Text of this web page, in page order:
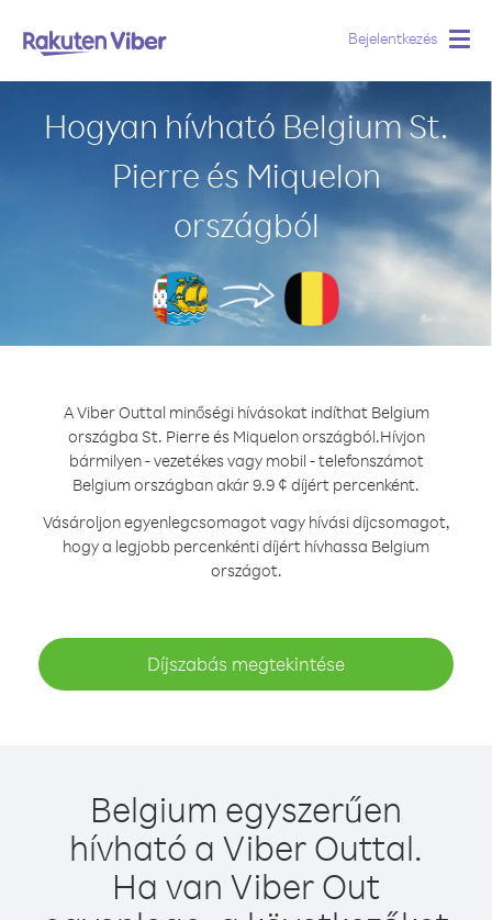
Bejelentkezés
Hogyan hívható Belgium St.
Pierre és Miquelon
országból
A Viber Outtal minőségi hívásokat indíthat Belgium
országba St. Pierre és Miquelon országból.Hívjon
bármilyen - vezetékes vagy mobil - telefonszámot
Belgium országban akár 9.9 ¢ díjért percenként.
Vásároljon egyenlegcsomagot vagy hívási díjcsomagot,
hogy a legjobb percenkénti díjért hívhassa Belgium
országot.
Díjszabás megtekintése
Belgium egyszerűen
hívható a Viber Outtal.
Ha van Viber Out